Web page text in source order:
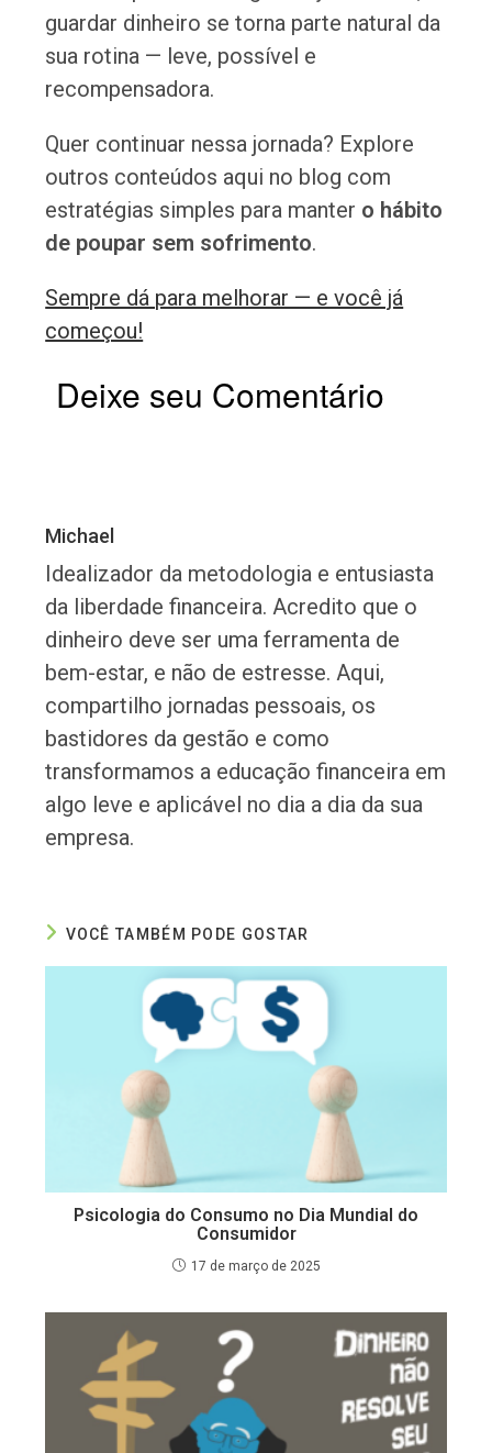
guardar dinheiro se torna parte natural da
sua rotina — leve, possível e
recompensadora.
Quer continuar nessa jornada? Explore
outros conteúdos aqui no blog com
estratégias simples para manter o hábito
de poupar sem sofrimento.
Sempre dá para melhorar — e você já
começou!
Deixe seu Comentário
Michael
Idealizador da metodologia e entusiasta
da liberdade financeira. Acredito que o
dinheiro deve ser uma ferramenta de
bem-estar, e não de estresse. Aqui,
compartilho jornadas pessoais, os
bastidores da gestão e como
transformamos a educação financeira em
algo leve e aplicável no dia a dia da sua
empresa.
VOCÊ TAMBÉM PODE GOSTAR
Psicologia do Consumo no Dia Mundial do
Consumidor
17 de março de 2025